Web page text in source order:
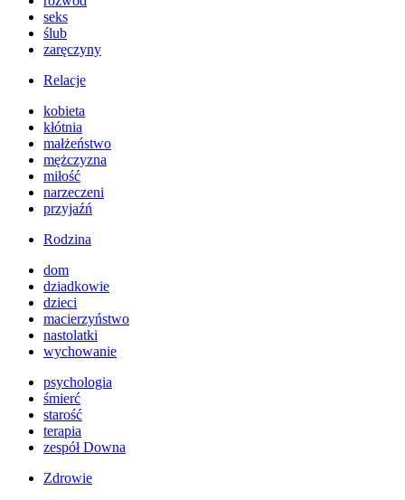
seks
ślub
zaręczyny
Relacje
kobieta
kłótnia
małżeństwo
mężczyzna
miłość
narzeczeni
przyjaźń
Rodzina
dom
dziadkowie
dzieci
macierzyństwo
nastolatki
wychowanie
psychologia
śmierć
starość
terapia
zespół Downa
Zdrowie